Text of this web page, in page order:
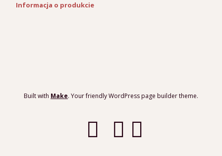
Informacja o produkcie
Built with Make. Your friendly WordPress page builder theme.